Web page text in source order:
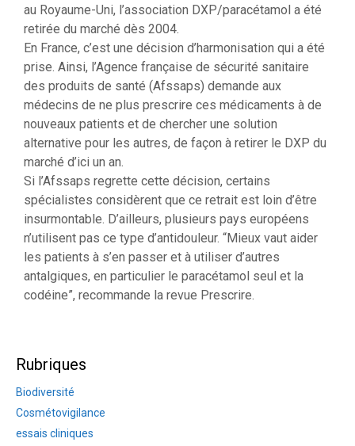
au Royaume-Uni, l’association DXP/paracétamol a été
retirée du marché dès 2004.
En France, c’est une décision d’harmonisation qui a été
prise. Ainsi, l’Agence française de sécurité sanitaire
des produits de santé (Afssaps) demande aux
médecins de ne plus prescrire ces médicaments à de
nouveaux patients et de chercher une solution
alternative pour les autres, de façon à retirer le DXP du
marché d’ici un an.
Si l’Afssaps regrette cette décision, certains
spécialistes considèrent que ce retrait est loin d’être
insurmontable. D’ailleurs, plusieurs pays européens
n’utilisent pas ce type d’antidouleur. “Mieux vaut aider
les patients à s’en passer et à utiliser d’autres
antalgiques, en particulier le paracétamol seul et la
codéine”, recommande la revue Prescrire.
Rubriques
Biodiversité
Cosmétovigilance
essais cliniques